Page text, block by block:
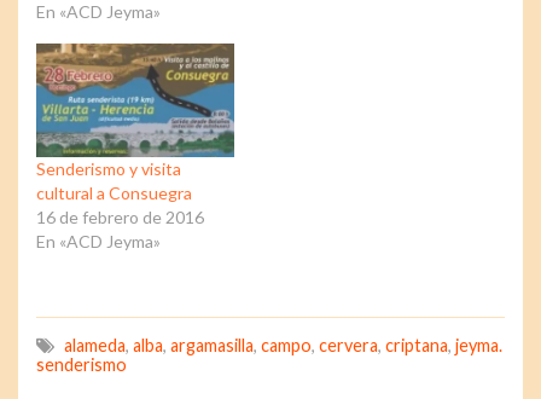
En «ACD Jeyma»
Senderismo y visita
cultural a Consuegra
16 de febrero de 2016
En «ACD Jeyma»
alameda, alba, argamasilla, campo, cervera, criptana, jeyma.
senderismo